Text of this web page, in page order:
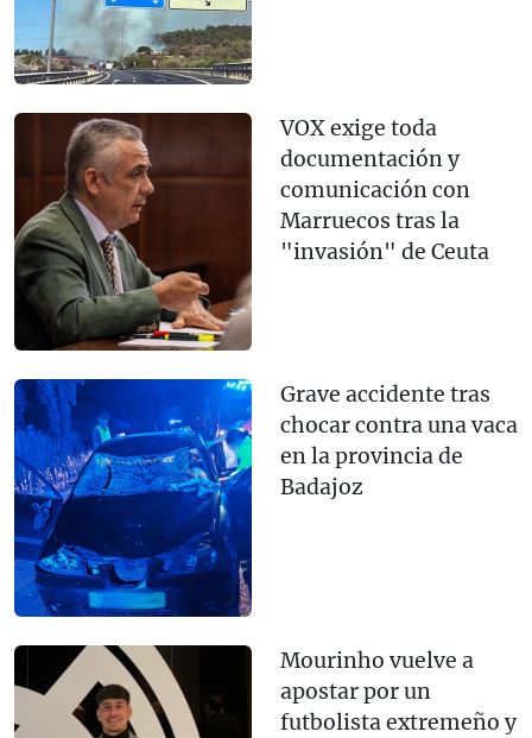
VOX exige toda
documentación y
comunicación con
Marruecos tras la
"invasión" de Ceuta
Grave accidente tras
chocar contra una vaca
en la provincia de
Badajoz
Mourinho vuelve a
apostar por un
futbolista extremeño y